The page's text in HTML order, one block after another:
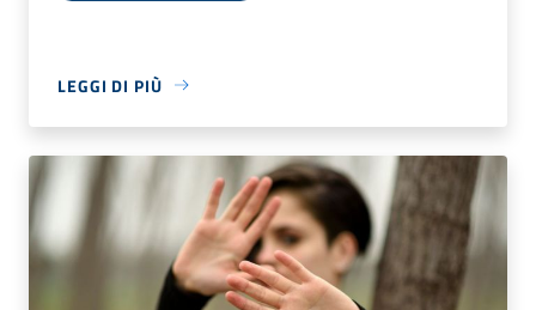
LEGGI DI PIÙ